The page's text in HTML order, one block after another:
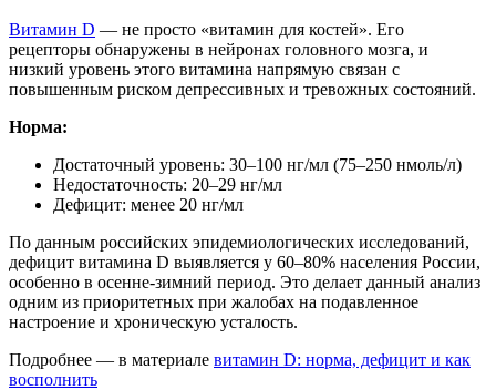
Витамин D — не просто «витамин для костей». Его
рецепторы обнаружены в нейронах головного мозга, и
низкий уровень этого витамина напрямую связан с
повышенным риском депрессивных и тревожных состояний.
Норма:
Достаточный уровень: 30–100 нг/мл (75–250 нмоль/л)
Недостаточность: 20–29 нг/мл
Дефицит: менее 20 нг/мл
По данным российских эпидемиологических исследований,
дефицит витамина D выявляется у 60–80% населения России,
особенно в осенне-зимний период. Это делает данный анализ
одним из приоритетных при жалобах на подавленное
настроение и хроническую усталость.
Подробнее — в материале витамин D: норма, дефицит и как
восполнить